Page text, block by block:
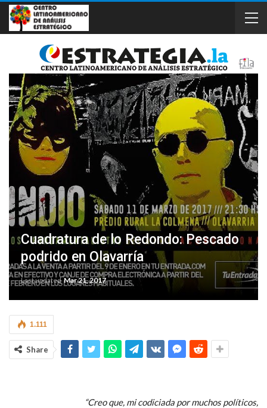
Cuadratura de lo Redondo: Pescado
podrido en Olavarría
Last updatedMar 21, 2017
1.111
Share
“Creo que, mi codiciada por muchos políticos,